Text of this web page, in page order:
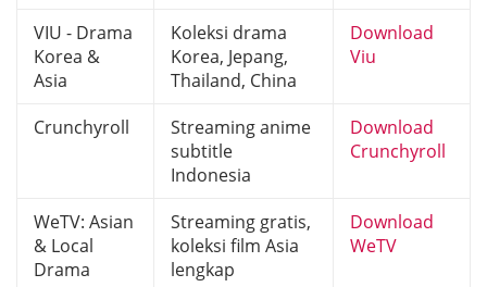
VIU - Drama
Korea &
Asia
Koleksi drama
Korea, Jepang,
Thailand, China
Download
Viu
Crunchyroll
Streaming anime
subtitle
Indonesia
Download
Crunchyroll
WeTV: Asian
& Local
Drama
Streaming gratis,
koleksi film Asia
lengkap
Download
WeTV